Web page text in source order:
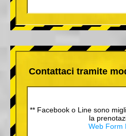
Contattaci tramite
** Facebook o Line sono
la
Web Form